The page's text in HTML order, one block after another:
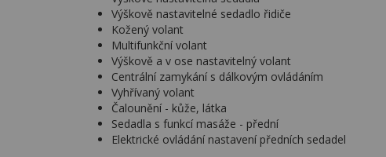
Výškově nastavitelné sedadlo řidiče
Kožený volant
Multifunkční volant
Výškově a v ose nastavitelný volant
Centrální zamykání s dálkovým ovládáním
Vyhřívaný volant
Čalounění - kůže, látka
Sedadla s funkcí masáže - přední
Elektrické ovládání nastavení předních sedadel